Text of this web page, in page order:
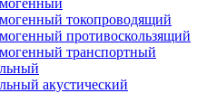
токопроводящий
противоскользящий
транспортный
акустический